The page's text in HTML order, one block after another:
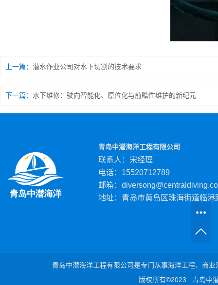
上一篇： 潜水作业公司对水下切割的技术要求
下一篇： 水下维修：驶向智能化、原位化与前瞻性维护的新纪元
青岛中潜海洋工程有限公司
联系人：宋经理
电话：15520712789
邮箱：
地址：青岛市黄岛区珠海街道临港
青岛中潜海洋工程有限公司是专门从事海洋工程、商
版权所有©2023 青岛中